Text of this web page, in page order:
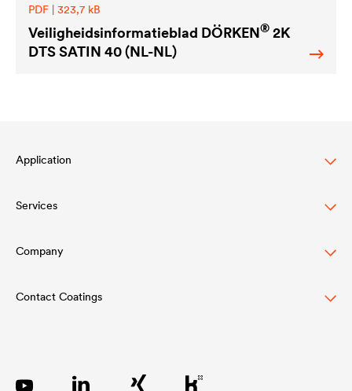
PDF | 323,7 kB
Veiligheidsinformatieblad DÖRKEN® 2K
DTS SATIN 40 (NL-NL)
Application
Wood varnish
Agriculture
Automotive
Construction
Services
Download
Referenties
Verkooppunten Nederland
Company
Structure
Werte
Contact Coatings
coatings@doerken.de